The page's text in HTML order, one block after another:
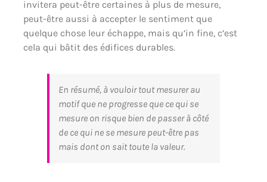
invitera peut-être certaines à plus de mesure,
peut-être aussi à accepter le sentiment que
quelque chose leur échappe, mais qu’in fine, c’est
cela qui bâtit des édifices durables.
En résumé, à vouloir tout mesurer au
motif que ne progresse que ce qui se
mesure on risque bien de passer à côté
de ce qui ne se mesure peut-être pas
mais dont on sait toute la valeur.